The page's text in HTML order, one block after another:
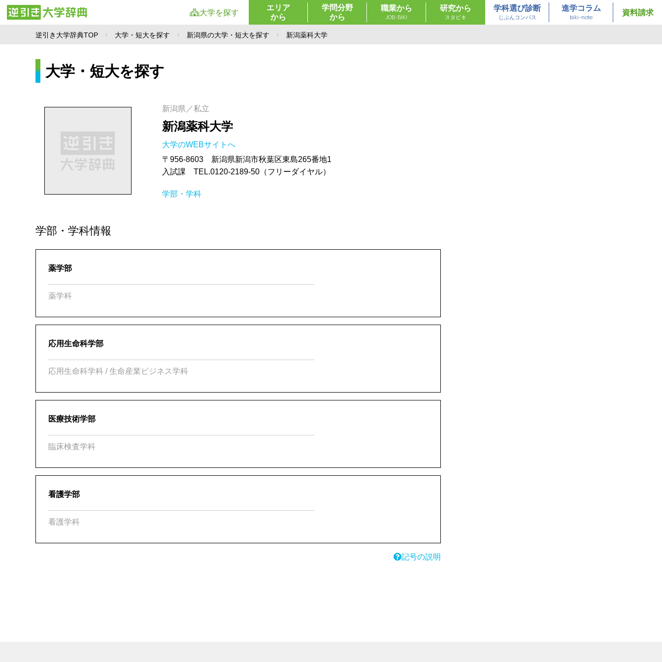
大学を探す
エリア
から
学問分野
から
職業から
JOB-BIKI
研究から
スタビキ
学科選び診断
じぶんコンパス
進学コラム
biki-note
資料請求
逆引き大学辞典TOP 大学・短大を探す 新潟県の大学・短大を探す 新潟薬科大学
大学・短大を探す
新潟県／私立
新潟薬科大学
大学のWEBサイトへ
〒956-8603 新潟県新潟市秋葉区東島265番地1
入試課 TEL.0120-2189-50（フリーダイヤル）
学部・学科
学部・学科情報
薬学部
薬学科
応用生命科学部
応用生命科学科 / 生命産業ビジネス学科
医療技術学部
臨床検査学科
看護学部
看護学科
記号の説明